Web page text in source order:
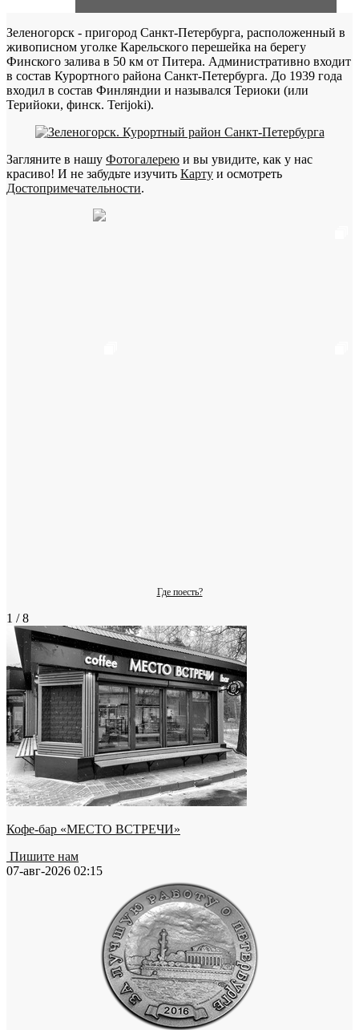
Зеленогорск - пригород Санкт-Петербурга, расположенный в
живописном уголке Карельского перешейка на берегу
Финского залива в 50 км от Питера. Административно входит
в состав Курортного района Санкт-Петербурга. До 1939 года
входил в состав Финляндии и назывался Териоки (или
Терийоки, финск. Terijoki).
Загляните в нашу Фотогалерею и вы увидите, как у нас
красиво! И не забудьте изучить Карту и осмотреть
Достопримечательности.
Где поесть?
1 / 8
Кофе-бар «МЕСТО ВСТРЕЧИ»
Пишите нам
07-авг-2026 02:15